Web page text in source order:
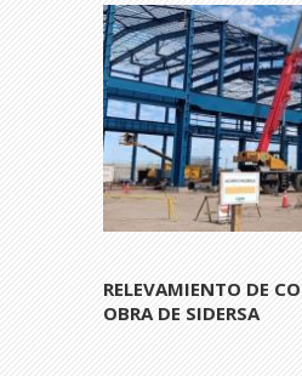
RELEVAMIENTO DE
OBRA DE SIDERSA